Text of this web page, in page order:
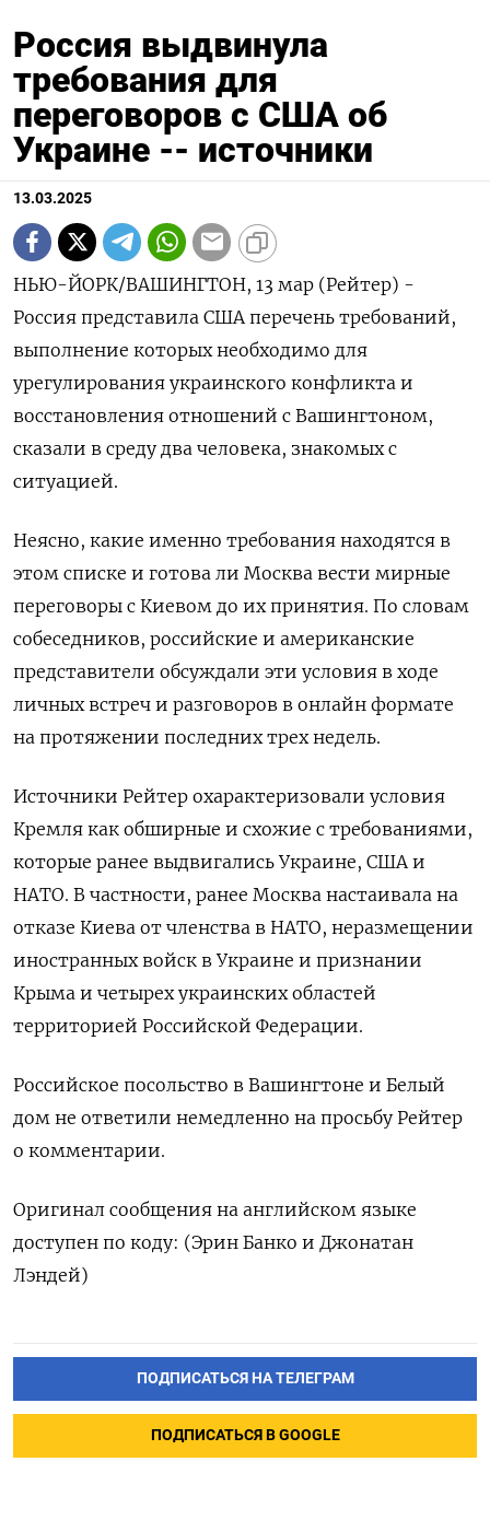
Россия выдвинула
требования для
переговоров с США об
Украине -- источники
13.03.2025
НЬЮ-ЙОРК/ВАШИНГТОН, 13 мар (Рейтер) -
Россия представила США перечень требований,
выполнение которых необходимо для
урегулирования украинского конфликта и
восстановления отношений с Вашингтоном,
сказали в среду два человека, знакомых с
ситуацией.
Неясно, какие именно требования находятся в
этом списке и готова ли Москва вести мирные
переговоры с Киевом до их принятия. По словам
собеседников, российские и американские
представители обсуждали эти условия в ходе
личных встреч и разговоров в онлайн формате
на протяжении последних трех недель.
Источники Рейтер охарактеризовали условия
Кремля как обширные и схожие с требованиями,
которые ранее выдвигались Украине, США и
НАТО. В частности, ранее Москва настаивала на
отказе Киева от членства в НАТО, неразмещении
иностранных войск в Украине и признании
Крыма и четырех украинских областей
территорией Российской Федерации.
Российское посольство в Вашингтоне и Белый
дом не ответили немедленно на просьбу Рейтер
о комментарии.
Оригинал сообщения на английском языке
доступен по коду: (Эрин Банко и Джонатан
Лэндей)
ПОДПИСАТЬСЯ НА ТЕЛЕГРАМ
ПОДПИСАТЬСЯ В GOOGLE